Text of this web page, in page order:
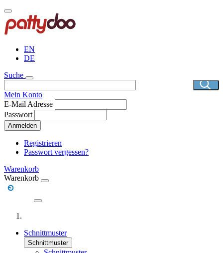
Direkt
zum
Inhalt
EN
DE
Suche
Mein Konto
E-Mail Adresse
Passwort
Anmelden
Registrieren
Passwort vergessen?
Warenkorb
Warenkorb
Schnittmuster
Schnittmuster